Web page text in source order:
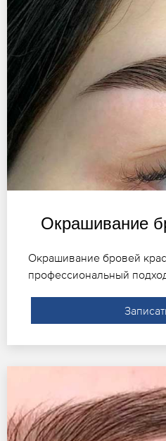
Окрашивание
Окрашивание бровей
профессиональный